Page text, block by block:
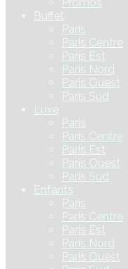
Buffet
Paris
Paris Centre
Paris Est
Paris Nord
Paris Ouest
Paris Sud
Luxe
Paris
Paris Centre
Paris Est
Paris Ouest
Paris Sud
Enfants
Paris
Paris Centre
Paris Est
Paris Nord
Paris Ouest